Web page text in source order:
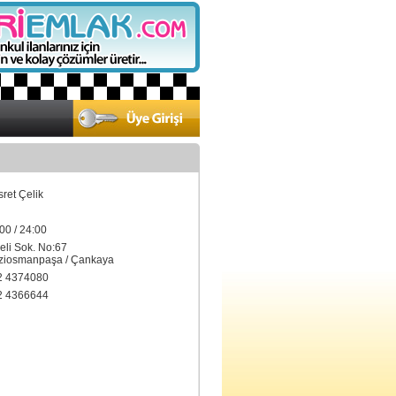
Çelik
/ 24:00
Sok. No:67
/ Çankaya
4374080
4366644